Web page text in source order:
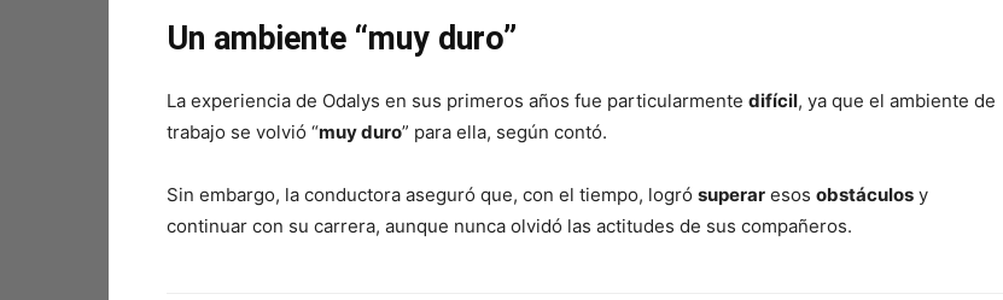
Un ambiente “muy duro”
La experiencia de Odalys en sus primeros años fue particularmente difícil, ya que el ambiente de
trabajo se volvió “muy duro” para ella, según contó.
Sin embargo, la conductora aseguró que, con el tiempo, logró superar esos obstáculos y
continuar con su carrera, aunque nunca olvidó las actitudes de sus compañeros.